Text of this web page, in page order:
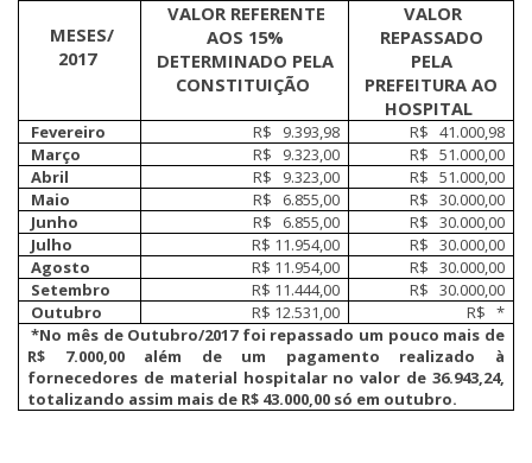
MESES/
2017
VALOR REFERENTE
AOS 15%
DETERMINADO PELA
CONSTITUIÇÃO
VALOR
REPASSADO
PELA
PREFEITURA AO
HOSPITAL
Fevereiro R$ 9.393,98
R$ 41.000,98
Março
R$ 9.323,00
R$ 51.000,00
Abril
R$ 9.323,00
R$ 51.000,00
Maio
R$ 6.855,00
R$ 30.000,00
Junho
R$ 6.855,00
R$ 30.000,00
Julho
R$ 11.954,00
R$ 30.000,00
Agosto
R$ 11.954,00
R$ 30.000,00
Setembro
R$ 11.444,00
R$ 30.000,00
Outubro
R$ 12.531,00
R$ *
*No mês de Outubro/2017 foi repassado um pouco mais de
R$ 7.000,00 além de um pagamento realizado à
fornecedores de material hospitalar no valor de 36.943,24,
totalizando assim mais de R$ 43.000,00 só em outubro.